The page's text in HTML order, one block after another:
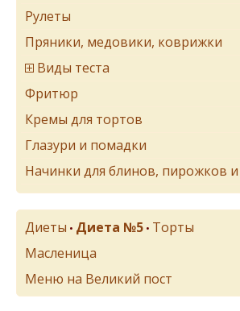
Рулеты
Пряники, медовики, коврижки
Виды теста
Фритюр
Кремы для тортов
Глазури и помадки
Начинки для блинов, пирожков
Диеты • Диета №5 • Торты
Масленица
Меню на Великий пост